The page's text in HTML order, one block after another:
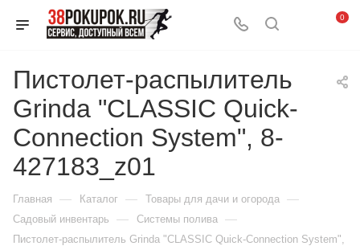
0
Пистолет-распылитель
Grinda "CLASSIC Quick-
Connection System", 8-
427183_z01
Главная — Каталог — Товары для дачи и огорода —
Садовый инвентарь — Системы полива —
Пистолет-распылитель Grinda "CLASSIC Quick-Connection System",